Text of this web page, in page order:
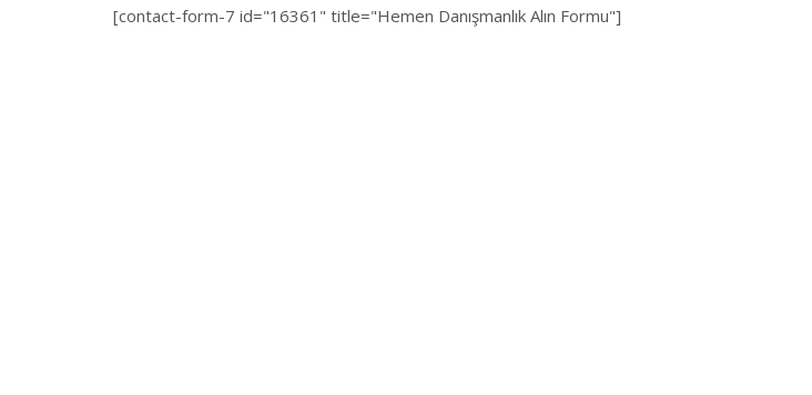
[contact-form-7 id="16361" title="Hemen Danışmanlık Alın Formu"]